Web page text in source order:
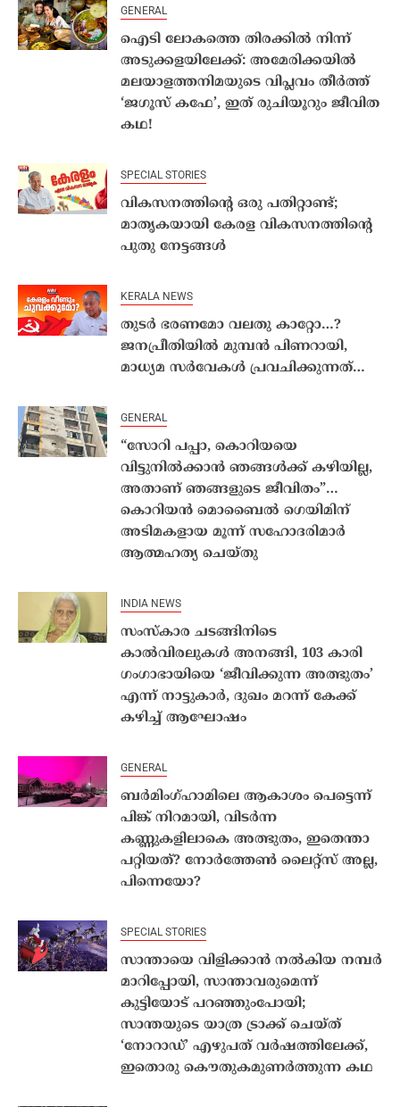
GENERAL
ഐടി ലോകത്തെ തിരക്കിൽ നിന്ന്
അടുക്കളയിലേക്ക്: അമേരിക്കയിൽ
മലയാളത്തനിമയുടെ വിപ്ലവം തീർത്ത്
‘ജഗൂസ് കഫേ’, ഇത് രുചിയൂറും ജീവിത
കഥ!
SPECIAL STORIES
വികസനത്തിൻ്റെ ഒരു പതിറ്റാണ്ട്;
മാതൃകയായി കേരള വികസനത്തിൻ്റെ
പുതു നേട്ടങ്ങൾ
KERALA NEWS
തുടർ ഭരണമോ വലതു കാറ്റോ…?
ജനപ്രീതിയിൽ മുമ്പൻ പിണറായി,
മാധ്യമ സർവേകൾ പ്രവചിക്കുന്നത്…
GENERAL
“സോറി പപ്പാ, കൊറിയയെ
വിട്ടുനിൽക്കാൻ ഞങ്ങൾക്ക് കഴിയില്ല,
അതാണ് ഞങ്ങളുടെ ജീവിതം”…
കൊറിയൻ മൊബൈൽ ഗെയിമിന്
അടിമകളായ മൂന്ന് സഹോദരിമാർ
ആത്മഹത്യ ചെയ്തു
INDIA NEWS
സംസ്കാര ചടങ്ങിനിടെ
കാൽവിരലുകൾ അനങ്ങി, 103 കാരി
ഗംഗാഭായിയെ ‘ജീവിക്കുന്ന അത്ഭുതം’
എന്ന് നാട്ടുകാർ, ദുഖം മറന്ന് കേക്ക്
കഴിച്ച് ആഘോഷം
GENERAL
ബർമിംഗ്ഹാമിലെ ആകാശം പെട്ടെന്ന്
പിങ്ക് നിറമായി, വിടർന്ന
കണ്ണുകളിലാകെ അത്ഭുതം, ഇതെന്താ
പറ്റിയത്? നോർത്തേൺ ലൈറ്റ്‌സ് അല്ല,
പിന്നെയോ?
SPECIAL STORIES
സാന്തായെ വിളിക്കാൻ നൽകിയ നമ്പർ
മാറിപ്പോയി, സാന്താവരുമെന്ന്
കുട്ടിയോട് പറഞ്ഞുംപോയി;
സാന്തയുടെ യാത്ര ട്രാക്ക് ചെയ്ത്
‘നോറാഡ്’ എഴുപത് വർഷത്തിലേക്ക്,
ഇതൊരു കൌതുകമുണർത്തുന്ന കഥ